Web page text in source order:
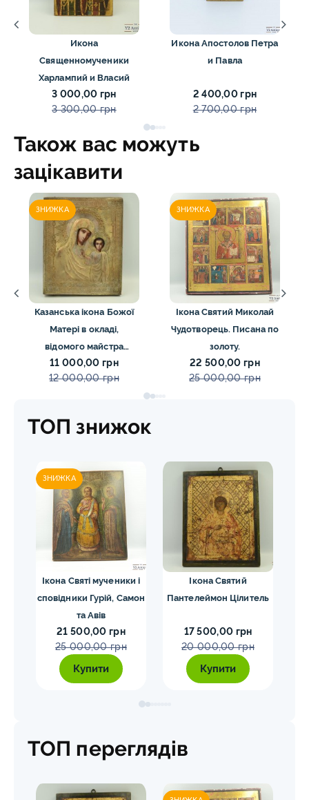
Икона
Священномученики
Харлампий и Власий
3 000,00 грн
3 300,00 грн
Икона Апостолов Петра
и Павла
2 400,00 грн
2 700,00 грн
Також вас можуть
зацікавити
ЗНИЖКА
Казанська ікона Божої
Матері в окладі,
відомого майстра
Абросімов
11 000,00 грн
12 000,00 грн
ЗНИЖКА
Ікона Святий Миколай
Чудотворець. Писана по
золоту.
22 500,00 грн
25 000,00 грн
ТОП знижок
ЗНИЖКА
Ікона Святі мученики і
сповідники Гурій, Самон
та Авів
21 500,00 грн
25 000,00 грн
Купити
Ікона Святий
Пантелеймон Цілитель
17 500,00 грн
20 000,00 грн
Купити
ТОП переглядів